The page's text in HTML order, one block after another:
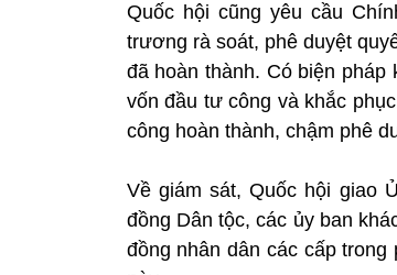
Quốc hội cũng yêu cầu
trương rà soát, phê duyệt
đã hoàn thành. Có biện
vốn đầu tư công và khắc
công hoàn thành, chậm phê
Về giám sát, Quốc hội giao
đồng Dân tộc, các ủy ban
đồng nhân dân các cấp